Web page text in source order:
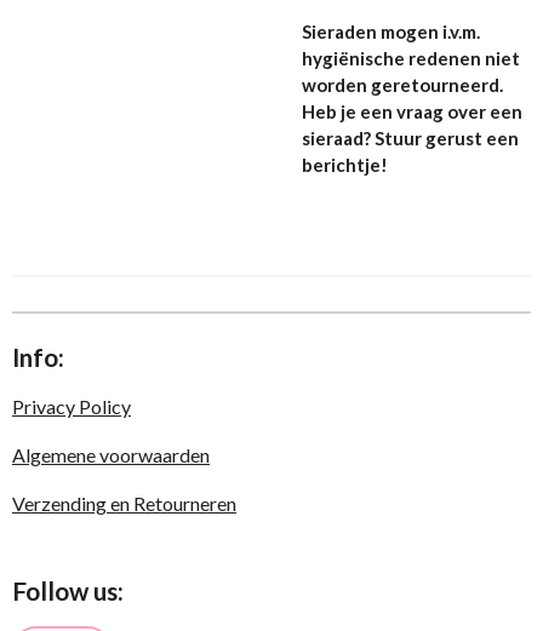
Sieraden mogen i.v.m.
hygiënische redenen niet
worden geretourneerd.
Heb je een vraag over een
sieraad? Stuur gerust een
berichtje!
Info:
Privacy Policy
Algemene voorwaarden
Verzending en Retourneren
Follow us: